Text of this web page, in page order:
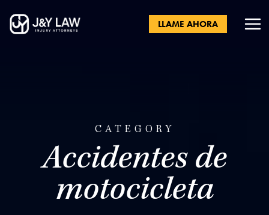
LLAME AHORA
CATEGORY
Accidentes de
motocicleta